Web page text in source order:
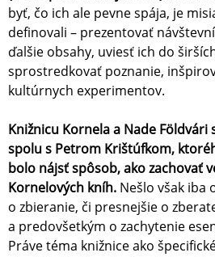
byť, čo ich ale pevne spája, je
definovali – prezentovať
ďalšie obsahy, uviesť ich do
sprostredkovať poznanie,
kultúrnych experimentov.
Knižnicu Kornela a Nade
spolu s Petrom Krištúfkom,
bolo nájsť spôsob, ako zachovať
Kornelových kníh. Nešlo však iba
o zbieranie, či presnejšie o
a predovšetkým o zachytenie
Práve téma knižnice ako